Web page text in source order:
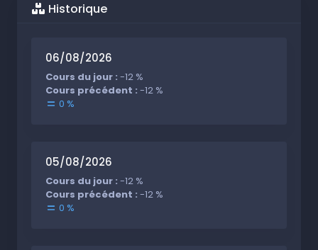
Historique
06/08/2026
Cours du jour : -12 %
Cours précédent : -12 %
0 %
05/08/2026
Cours du jour : -12 %
Cours précédent : -12 %
0 %